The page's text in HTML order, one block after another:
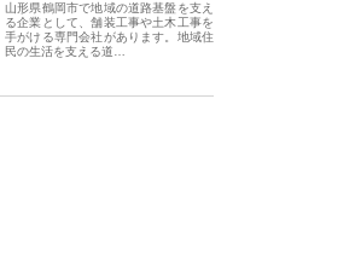
山形県鶴岡市で地域の道路基盤を支え
る企業として、舗装工事や土木工事を
手がける専門会社があります。地域住
民の生活を支える道…